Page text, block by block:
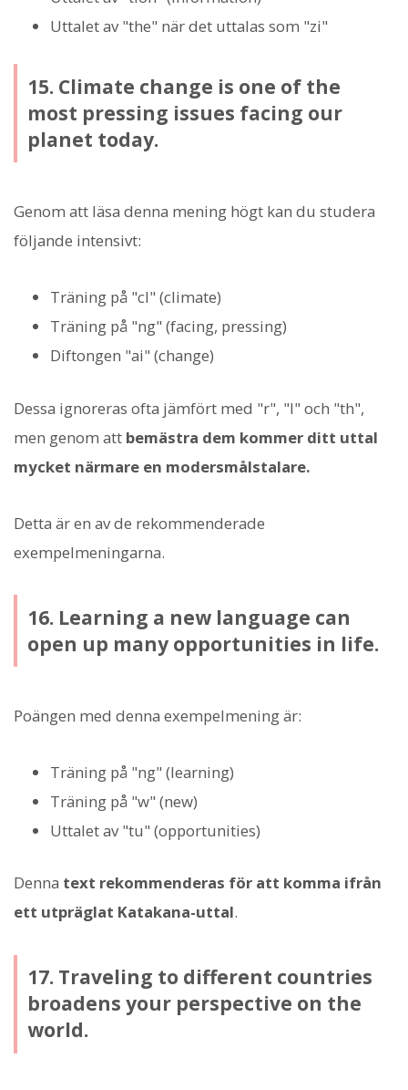
Uttalet av "the" när det uttalas som "zi"
15. Climate change is one of the
most pressing issues facing our
planet today.
Genom att läsa denna mening högt kan du studera
följande intensivt:
Träning på "cl" (climate)
Träning på "ng" (facing, pressing)
Diftongen "ai" (change)
Dessa ignoreras ofta jämfört med "r", "l" och "th",
men genom att bemästra dem kommer ditt uttal
mycket närmare en modersmålstalare.
Detta är en av de rekommenderade
exempelmeningarna.
16. Learning a new language can
open up many opportunities in life.
Poängen med denna exempelmening är:
Träning på "ng" (learning)
Träning på "w" (new)
Uttalet av "tu" (opportunities)
Denna text rekommenderas för att komma ifrån
ett utpräglat Katakana-uttal.
17. Traveling to different countries
broadens your perspective on the
world.